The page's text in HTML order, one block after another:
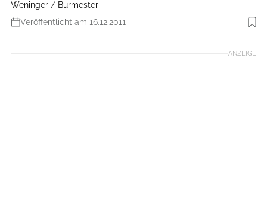
Weninger / Burmester
Veröffentlicht am 16.12.2011
Foto: Hans Weninger
ANZEIGE